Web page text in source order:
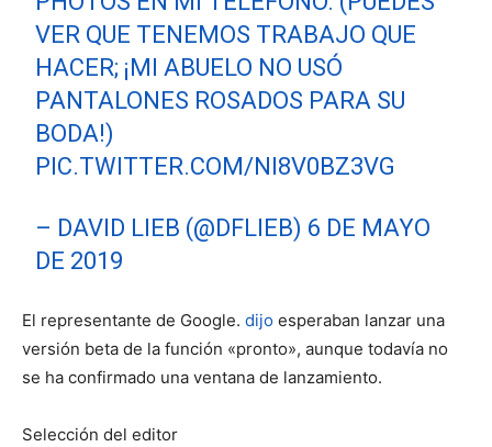
VER QUE TENEMOS TRABAJO QUE
HACER; ¡MI ABUELO NO USÓ
PANTALONES ROSADOS ​​PARA SU
BODA!)
PIC.TWITTER.COM/NI8V0BZ3VG
– DAVID LIEB (@DFLIEB) 6 DE MAYO
DE 2019
El representante de Google. dijo esperaban lanzar una
versión beta de la función «pronto», aunque todavía no
se ha confirmado una ventana de lanzamiento.
Selección del editor